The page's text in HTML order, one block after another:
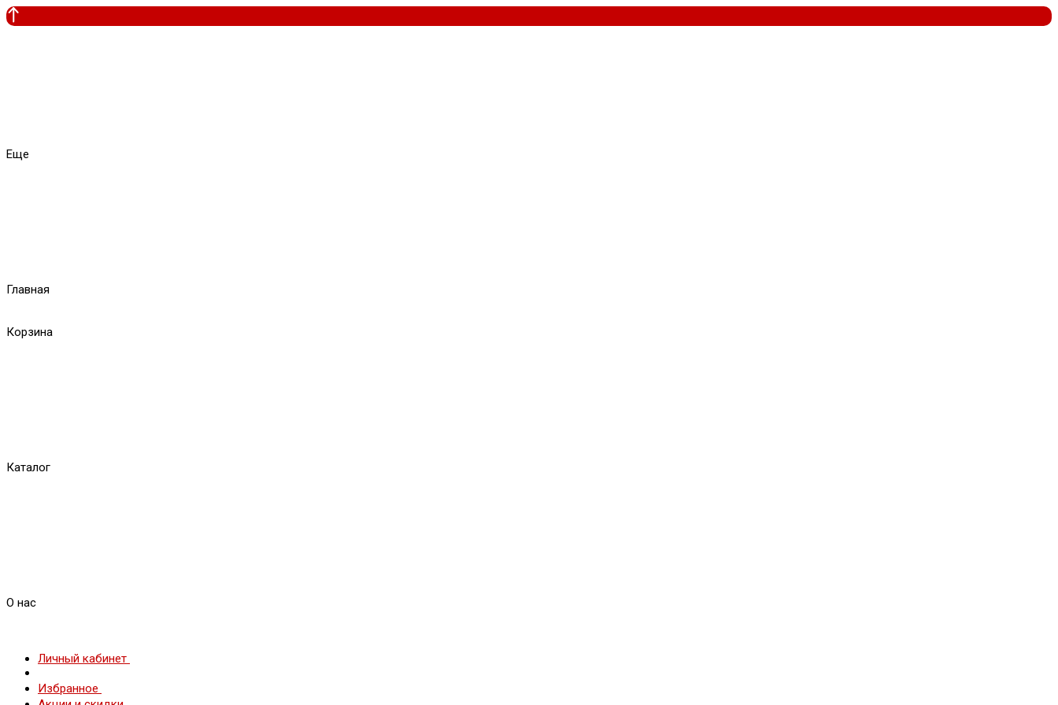
Еще
Главная
Корзина
Каталог
О нас
Личный кабинет
Избранное